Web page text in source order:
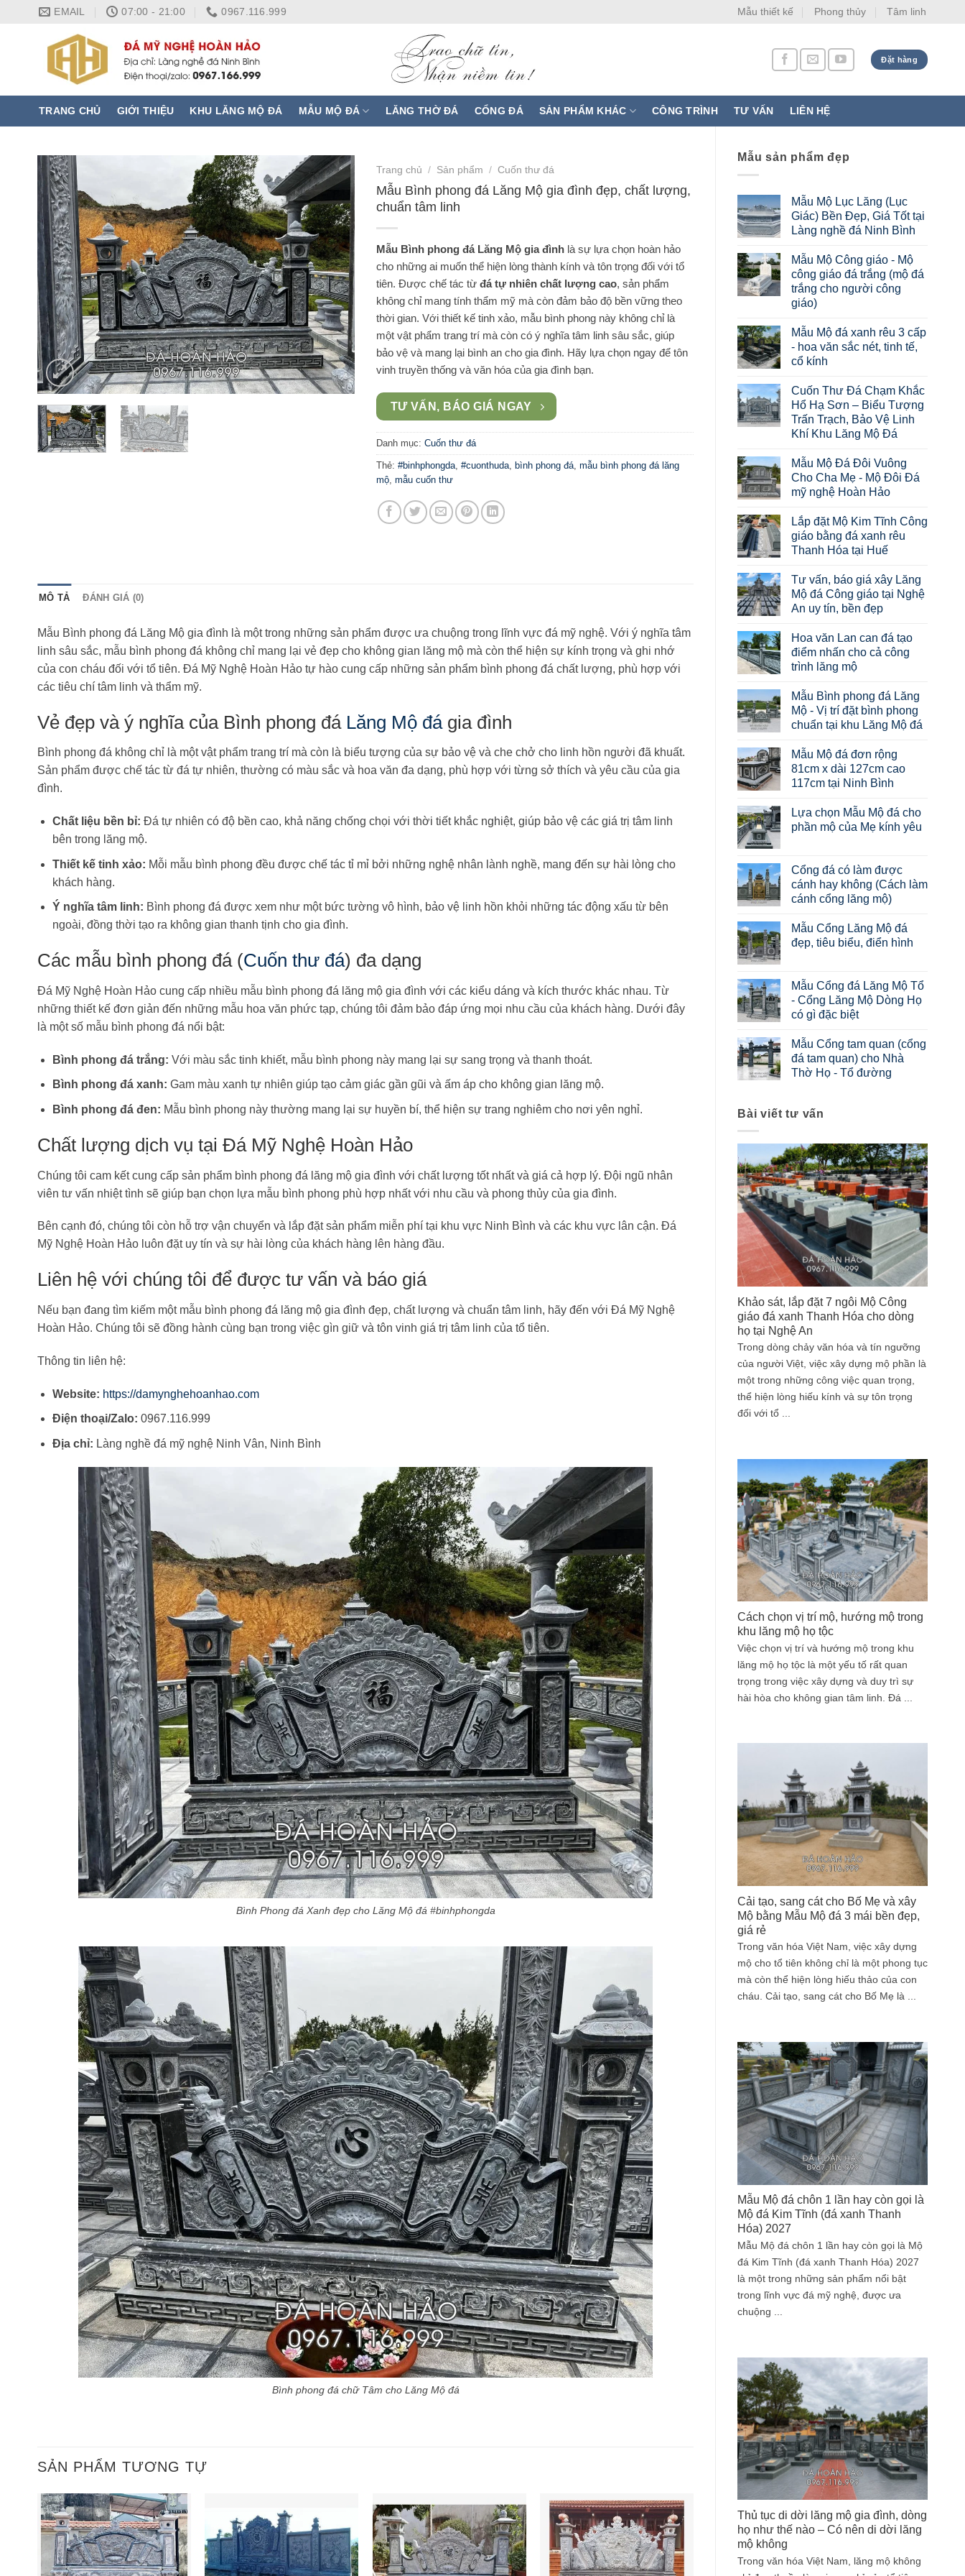
EMAIL 07:00 - 21:00 0967.116.999 Mẫu thiết kế Phong thủy Tâm linh
Đặt hàng
TRANG CHỦ GIỚI THIỆU KHU LĂNG MỘ ĐÁ MẪU MỘ ĐÁ LĂNG THỜ ĐÁ CỔNG ĐÁ SẢN PHẨM KHÁC CÔNG TRÌNH TƯ VẤN LIÊN HỆ
Mẫu sản phẩm đẹp
Mẫu Mộ Lục Lăng (Lục
Giác) Bền Đẹp, Giá Tốt tại
Làng nghề đá Ninh Bình
Mẫu Mộ Công giáo - Mộ
công giáo đá trắng (mộ đá
trắng cho người công
giáo)
Mẫu Mộ đá xanh rêu 3 cấp
- hoa văn sắc nét, tinh tế,
cổ kính
Cuốn Thư Đá Chạm Khắc
Hổ Hạ Sơn – Biểu Tượng
Trấn Trạch, Bảo Vệ Linh
Khí Khu Lăng Mộ Đá
Mẫu Mộ Đá Đôi Vuông
Cho Cha Mẹ - Mộ Đôi Đá
mỹ nghệ Hoàn Hảo
Lắp đặt Mộ Kim Tĩnh Công
giáo bằng đá xanh rêu
Thanh Hóa tại Huế
Tư vấn, báo giá xây Lăng
Mộ đá Công giáo tại Nghệ
An uy tín, bền đẹp
Hoa văn Lan can đá tạo
điểm nhấn cho cả công
trình lăng mộ
Mẫu Bình phong đá Lăng
Mộ - Vị trí đặt bình phong
chuẩn tại khu Lăng Mộ đá
Mẫu Mộ đá đơn rộng
81cm x dài 127cm cao
117cm tại Ninh Bình
Lựa chọn Mẫu Mộ đá cho
phần mộ của Mẹ kính yêu
Cổng đá có làm được
cánh hay không (Cách làm
cánh cổng lăng mộ)
Mẫu Cổng Lăng Mộ đá
đẹp, tiêu biểu, điển hình
Mẫu Cổng đá Lăng Mộ Tổ
- Cổng Lăng Mộ Dòng Họ
có gì đặc biệt
Mẫu Cổng tam quan (cổng
đá tam quan) cho Nhà
Thờ Họ - Tổ đường
Bài viết tư vấn
Khảo sát, lắp đặt 7 ngôi Mộ Công
giáo đá xanh Thanh Hóa cho dòng
họ tại Nghệ An
Trong dòng chảy văn hóa và tín ngưỡng
của người Việt, việc xây dựng mộ phần là
một trong những công việc quan trọng,
thể hiện lòng hiếu kính và sự tôn trọng
đối với tổ ...
Cách chọn vị trí mộ, hướng mộ trong
khu lăng mộ họ tộc
Việc chọn vị trí và hướng mộ trong khu
lăng mộ họ tộc là một yếu tố rất quan
trọng trong việc xây dựng và duy trì sự
hài hòa cho không gian tâm linh. Đá ...
Cải tạo, sang cát cho Bố Mẹ và xây
Mộ bằng Mẫu Mộ đá 3 mái bền đẹp,
giá rẻ
Trong văn hóa Việt Nam, việc xây dựng
mộ cho tổ tiên không chỉ là một phong tục
mà còn thể hiện lòng hiếu thảo của con
cháu. Cải tạo, sang cát cho Bố Mẹ là ...
Mẫu Mộ đá chôn 1 lần hay còn gọi là
Mộ đá Kim Tĩnh (đá xanh Thanh
Hóa) 2027
Mẫu Mộ đá chôn 1 lần hay còn gọi là Mộ
đá Kim Tĩnh (đá xanh Thanh Hóa) 2027
là một trong những sản phẩm nổi bật
trong lĩnh vực đá mỹ nghệ, được ưa
chuộng ...
Thủ tục di dời lăng mộ gia đình, dòng
họ như thế nào – Có nên di dời lăng
mộ không
Trong văn hóa Việt Nam, lăng mộ không
Trang chủ / Sản phẩm / Cuốn thư đá
Mẫu Bình phong đá Lăng Mộ gia đình đẹp, chất lượng,
chuẩn tâm linh
Mẫu Bình phong đá Lăng Mộ gia đình là sự lựa chọn hoàn hảo
cho những ai muốn thể hiện lòng thành kính và tôn trọng đối với tổ
tiên. Được chế tác từ đá tự nhiên chất lượng cao, sản phẩm
không chỉ mang tính thẩm mỹ mà còn đảm bảo độ bền vững theo
thời gian. Với thiết kế tinh xảo, mẫu bình phong này không chỉ là
một vật phẩm trang trí mà còn có ý nghĩa tâm linh sâu sắc, giúp
bảo vệ và mang lại bình an cho gia đình. Hãy lựa chọn ngay để tôn
vinh truyền thống và văn hóa của gia đình bạn.
TƯ VẤN, BÁO GIÁ NGAY
Danh mục: Cuốn thư đá
Thẻ: #binhphongda #cuonthuda bình phong đá mẫu bình phong đá lăng
mộ mẫu cuốn thư
MÔ TẢ ĐÁNH GIÁ (0)
Mẫu Bình phong đá Lăng Mộ gia đình là một trong những sản phẩm được ưa chuộng trong lĩnh vực đá mỹ nghệ. Với ý nghĩa tâm
linh sâu sắc, mẫu bình phong đá không chỉ mang lại vẻ đẹp cho không gian lăng mộ mà còn thể hiện sự kính trọng và ghi nhớ
của con cháu đối với tổ tiên. Đá Mỹ Nghệ Hoàn Hảo tự hào cung cấp những sản phẩm bình phong đá chất lượng, phù hợp với
các tiêu chí tâm linh và thẩm mỹ.
Vẻ đẹp và ý nghĩa của Bình phong đá Lăng Mộ đá gia đình
Bình phong đá không chỉ là một vật phẩm trang trí mà còn là biểu tượng của sự bảo vệ và che chở cho linh hồn người đã khuất.
Sản phẩm được chế tác từ đá tự nhiên, thường có màu sắc và hoa văn đa dạng, phù hợp với từng sở thích và yêu cầu của gia
đình.
Chất liệu bền bỉ: Đá tự nhiên có độ bền cao, khả năng chống chọi với thời tiết khắc nghiệt, giúp bảo vệ các giá trị tâm linh
bên trong lăng mộ.
Thiết kế tinh xảo: Mỗi mẫu bình phong đều được chế tác tỉ mỉ bởi những nghệ nhân lành nghề, mang đến sự hài lòng cho
khách hàng.
Ý nghĩa tâm linh: Bình phong đá được xem như một bức tường vô hình, bảo vệ linh hồn khỏi những tác động xấu từ bên
ngoài, đồng thời tạo ra không gian thanh tịnh cho gia đình.
Các mẫu bình phong đá (Cuốn thư đá) đa dạng
Đá Mỹ Nghệ Hoàn Hảo cung cấp nhiều mẫu bình phong đá lăng mộ gia đình với các kiểu dáng và kích thước khác nhau. Từ
những thiết kế đơn giản đến những mẫu hoa văn phức tạp, chúng tôi đảm bảo đáp ứng mọi nhu cầu của khách hàng. Dưới đây
là một số mẫu bình phong đá nổi bật:
Bình phong đá trắng: Với màu sắc tinh khiết, mẫu bình phong này mang lại sự sang trọng và thanh thoát.
Bình phong đá xanh: Gam màu xanh tự nhiên giúp tạo cảm giác gần gũi và ấm áp cho không gian lăng mộ.
Bình phong đá đen: Mẫu bình phong này thường mang lại sự huyền bí, thể hiện sự trang nghiêm cho nơi yên nghỉ.
Chất lượng dịch vụ tại Đá Mỹ Nghệ Hoàn Hảo
Chúng tôi cam kết cung cấp sản phẩm bình phong đá lăng mộ gia đình với chất lượng tốt nhất và giá cả hợp lý. Đội ngũ nhân
viên tư vấn nhiệt tình sẽ giúp bạn chọn lựa mẫu bình phong phù hợp nhất với nhu cầu và phong thủy của gia đình.
Bên cạnh đó, chúng tôi còn hỗ trợ vận chuyển và lắp đặt sản phẩm miễn phí tại khu vực Ninh Bình và các khu vực lân cận. Đá
Mỹ Nghệ Hoàn Hảo luôn đặt uy tín và sự hài lòng của khách hàng lên hàng đầu.
Liên hệ với chúng tôi để được tư vấn và báo giá
Nếu bạn đang tìm kiếm một mẫu bình phong đá lăng mộ gia đình đẹp, chất lượng và chuẩn tâm linh, hãy đến với Đá Mỹ Nghệ
Hoàn Hảo. Chúng tôi sẽ đồng hành cùng bạn trong việc gìn giữ và tôn vinh giá trị tâm linh của tổ tiên.
Thông tin liên hệ:
Website: https://damynghehoanhao.com
Điện thoại/Zalo: 0967.116.999
Địa chỉ: Làng nghề đá mỹ nghệ Ninh Vân, Ninh Bình
Bình Phong đá Xanh đẹp cho Lăng Mộ đá #binhphongda
Bình phong đá chữ Tâm cho Lăng Mộ đá
SẢN PHẨM TƯƠNG TỰ